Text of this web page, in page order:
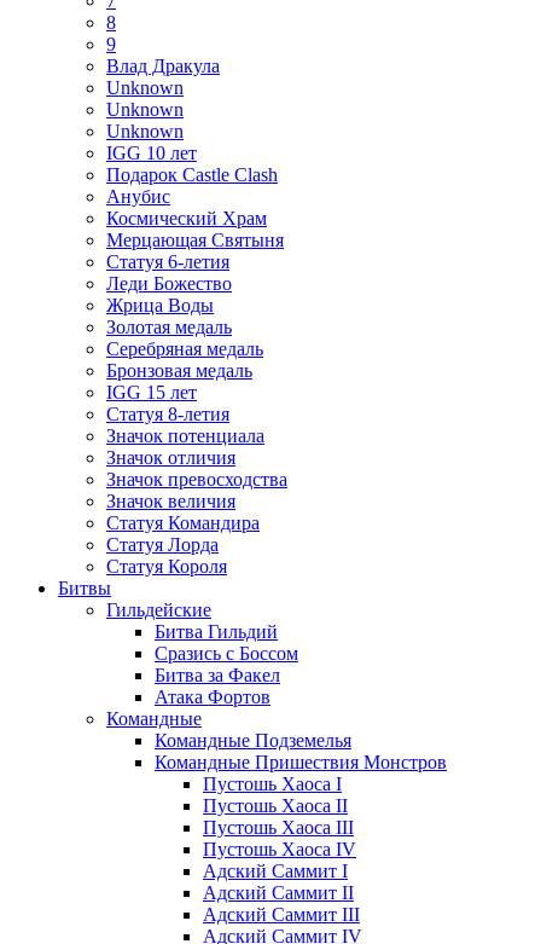
8
9
Влад Дракула
Unknown
Unknown
Unknown
IGG 10 лет
Подарок Castle Clash
Анубис
Космический Храм
Мерцающая Святыня
Статуя 6-летия
Леди Божество
Жрица Воды
Золотая медаль
Серебряная медаль
Бронзовая медаль
IGG 15 лет
Статуя 8-летия
Значок потенциала
Значок отличия
Значок превосходства
Значок величия
Статуя Командира
Статуя Лорда
Статуя Короля
Битвы
Гильдейские
Битва Гильдий
Сразись с Боссом
Битва за Факел
Атака Фортов
Командные
Командные Подземелья
Командные Пришествия Монстров
Пустошь Хаоса I
Пустошь Хаоса II
Пустошь Хаоса III
Пустошь Хаоса IV
Адский Саммит I
Адский Саммит II
Адский Саммит III
Адский Саммит IV